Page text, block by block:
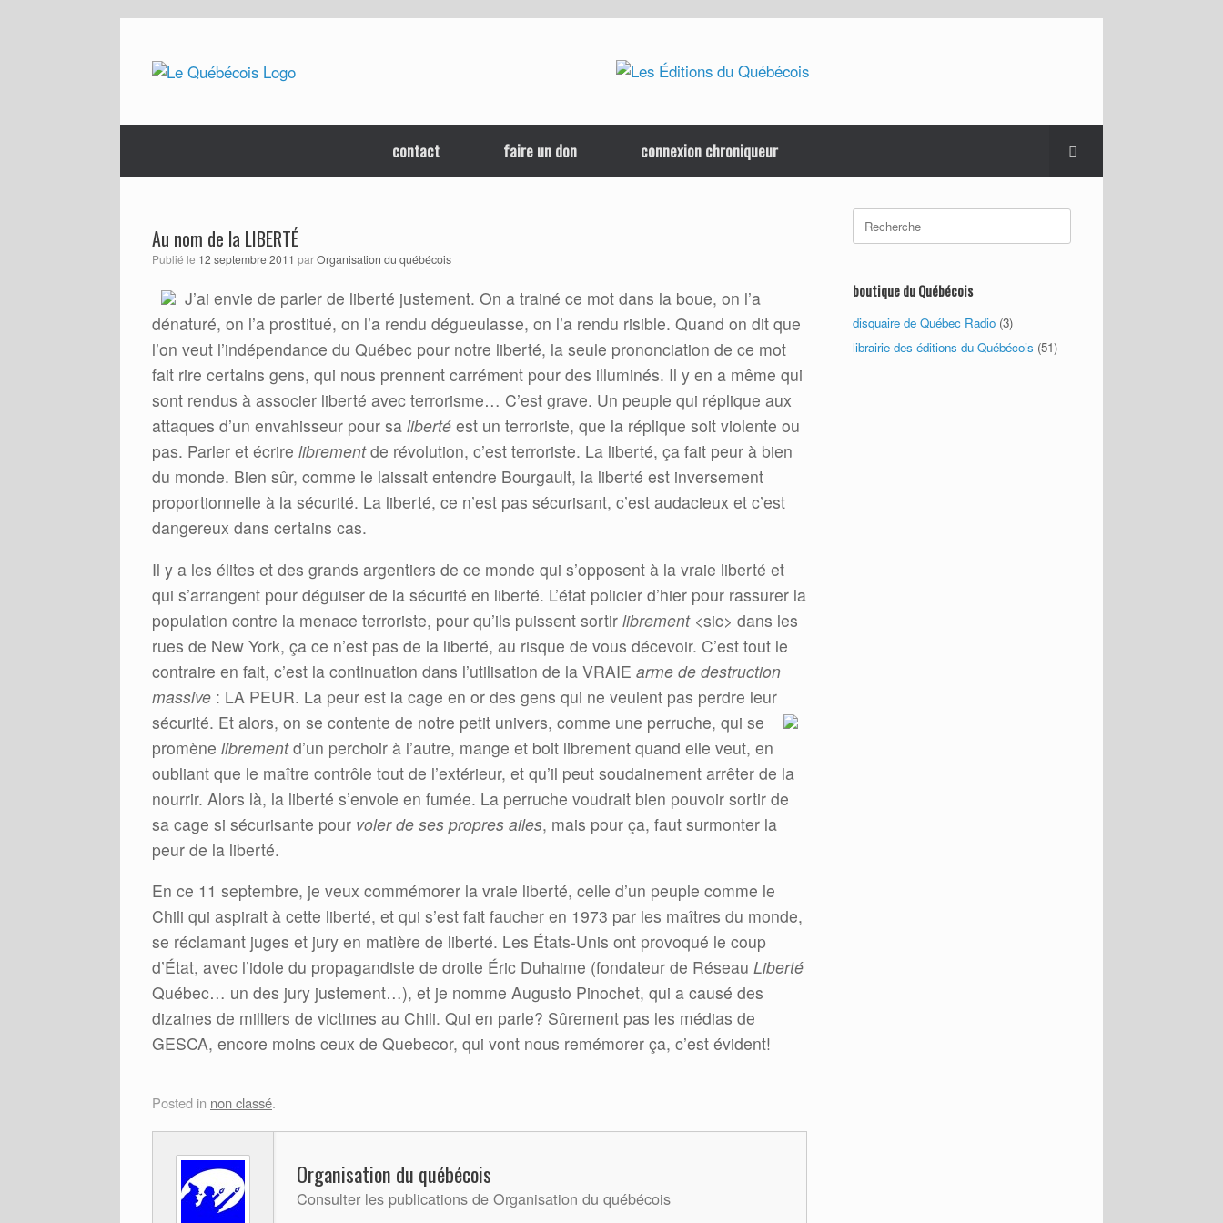
content
contact faire un don connexion chroniqueur
Au nom de la LIBERTÉ
Publié le 12 septembre 2011 parOrganisation du québécois
J’ai envie de parler de liberté justement. On a trainé ce mot dans la boue, on l’a
dénaturé, on l’a prostitué, on l’a rendu dégueulasse, on l’a rendu risible. Quand on dit que
l’on veut l’indépendance du Québec pour notre liberté, la seule prononciation de ce mot
fait rire certains gens, qui nous prennent carrément pour des illuminés. Il y en a même qui
sont rendus à associer liberté avec terrorisme… C’est grave. Un peuple qui réplique aux
attaques d’un envahisseur pour sa liberté est un terroriste, que la réplique soit violente ou
pas. Parler et écrire librementde révolution, c’est terroriste. La liberté, ça fait peur à bien
du monde. Bien sûr, comme le laissait entendre Bourgault, la liberté est inversement
proportionnelle à la sécurité. La liberté, ce n’est pas sécurisant, c’est audacieux et c’est
dangereux dans certains cas.
Il y a les élites et des grands argentiers de ce monde qui s’opposent à la vraie liberté et
qui s’arrangent pour déguiser de la sécurité en liberté. L’état policier d’hier pour rassurer la
population contre la menace terroriste, pour qu’ils puissent sortir librement<sic> dans les
rues de New York, ça ce n’est pas de la liberté, au risque de vous décevoir. C’est tout le
contraire en fait, c’est la continuation dans l’utilisation de la VRAIE arme de destruction
massive : LA PEUR. La peur est la cage en or des gens qui ne veulent pas perdre leur
sécurité. Et alors, on se contente de notre petit univers, comme une perruche, qui se
promène librementd’un perchoir à l’autre, mange et boit librement quand elle veut, en
oubliant que le maître contrôle tout de l’extérieur, et qu’il peut soudainement arrêter de la
nourrir. Alors là, la liberté s’envole en fumée. La perruche voudrait bien pouvoir sortir de
sa cage si sécurisante pour voler de ses propres ailes, mais pour ça, faut surmonter la
peur de la liberté.
En ce 11 septembre, je veux commémorer la vraie liberté, celle d’un peuple comme le
Chili qui aspirait à cette liberté, et qui s’est fait faucher en 1973 par les maîtres du monde,
se réclamant juges et jury en matière de liberté. Les États-Unis ont provoqué le coup
d’État, avec l’idole du propagandiste de droite Éric Duhaime (fondateur de Réseau Liberté
Québec… un des jury justement…), et je nomme Augusto Pinochet, qui a causé des
dizaines de milliers de victimes au Chili. Qui en parle? Sûrement pas les médias de
GESCA, encore moins ceux de Quebecor, qui vont nous remémorer ça, c’est évident!
Posted in non classé.
Organisation du québécois
Consulter les publications de Organisation du québécois
Search
for:
boutique du Québécois
disquaire de Québec Radio (3)
librairie des éditions du Québécois (51)